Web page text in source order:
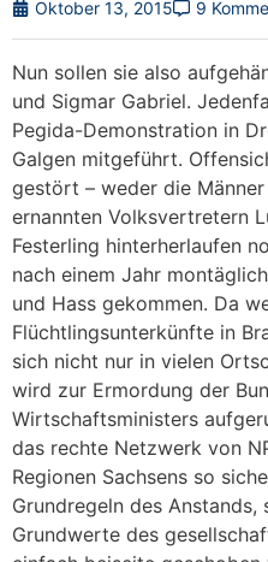
Oktober 13, 2015 9
Nun sollen sie also
und Sigmar Gabriel.
Pegida-Demonstration in
Galgen mitgeführt.
gestört – weder die
ernannten Volksvertretern
Festerling hinterherlaufen
nach einem Jahr
und Hass gekommen. Da
Flüchtlingsunterkünfte in
sich nicht nur in vielen
wird zur Ermordung der
Wirtschaftsministers
das rechte Netzwerk von
Regionen Sachsens so
Grundregeln des Anstands,
Grundwerte des